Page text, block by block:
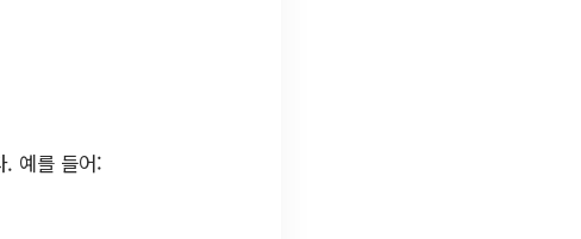
. 예를 들어: